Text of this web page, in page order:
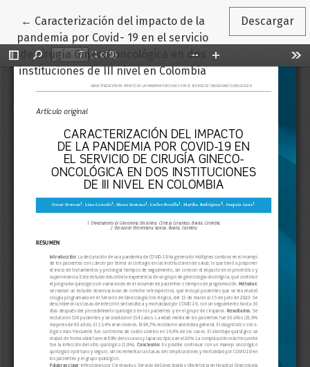
← Volver a los detalles del artículo
Caracterización del impacto de la
pandemia por Covid- 19 en el servicio
de cirugía Gineco-oncológica en dos
instituciones de III nivel en Colombia
Descargar